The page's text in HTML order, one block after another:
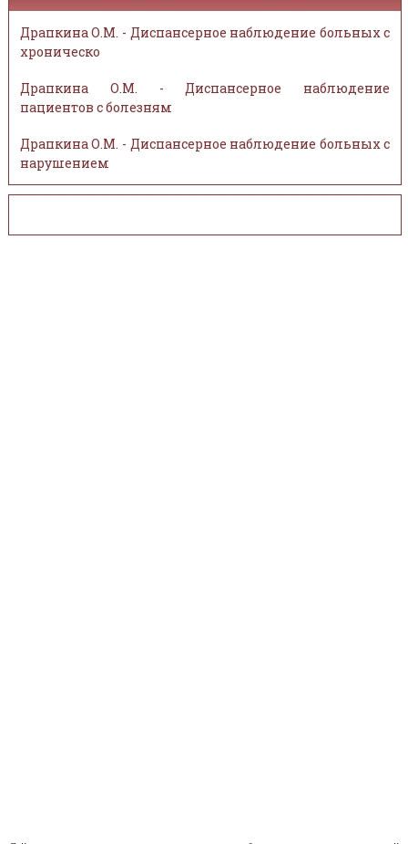
Драпкина О.М. - Диспансерное наблюдение больных с
хроническо
Драпкина О.М. - Диспансерное наблюдение
пациентов с болезням
Драпкина О.М. - Диспансерное наблюдение больных с
нарушением